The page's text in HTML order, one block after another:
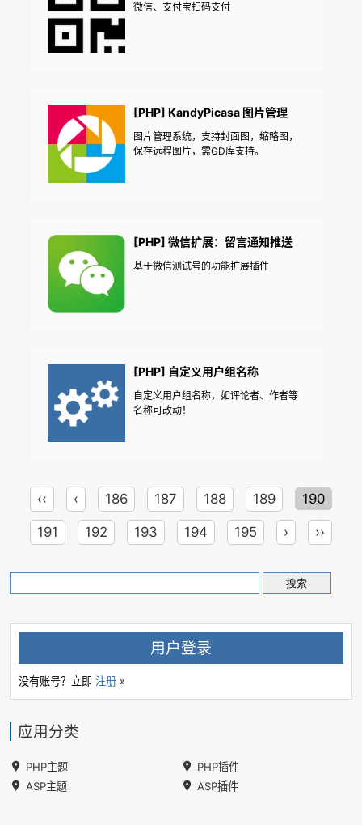
微信、支付宝扫码支付
[PHP] KandyPicasa 图片管理
图片管理系统，支持封面图，缩略图，
保存远程图片，需GD库支持。
[PHP] 微信扩展：留言通知推送
基于微信测试号的功能扩展插件
[PHP] 自定义用户组名称
自定义用户组名称，如评论者、作者等
名称可改动！
‹‹ ‹ 186 187 188 189 190
191 192 193 194 195 › ››
用户登录
没有账号？立即 注册 »
应用分类
PHP主题
PHP插件
ASP主题
ASP插件